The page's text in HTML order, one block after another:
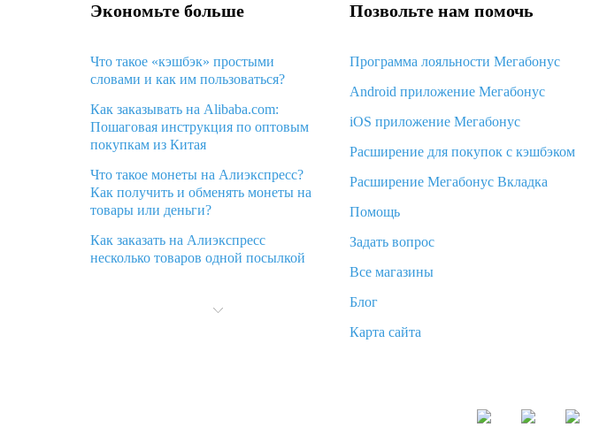
Экономьте больше
Что такое «кэшбэк» простыми
словами и как им пользоваться?
Как заказывать на Alibaba.com:
Пошаговая инструкция по оптовым
покупкам из Китая
Что такое монеты на Алиэкспресс?
Как получить и обменять монеты на
товары или деньги?
Как заказать на Алиэкспресс
несколько товаров одной посылкой
Алиэкспресс и что делать?
Позвольте нам помочь
Программа лояльности Мегабонус
Android приложение Мегабонус
iOS приложение Мегабонус
Расширение для покупок с кэшбэком
Расширение Мегабонус Вкладка
Помощь
Задать вопрос
Все магазины
Блог
Карта сайта